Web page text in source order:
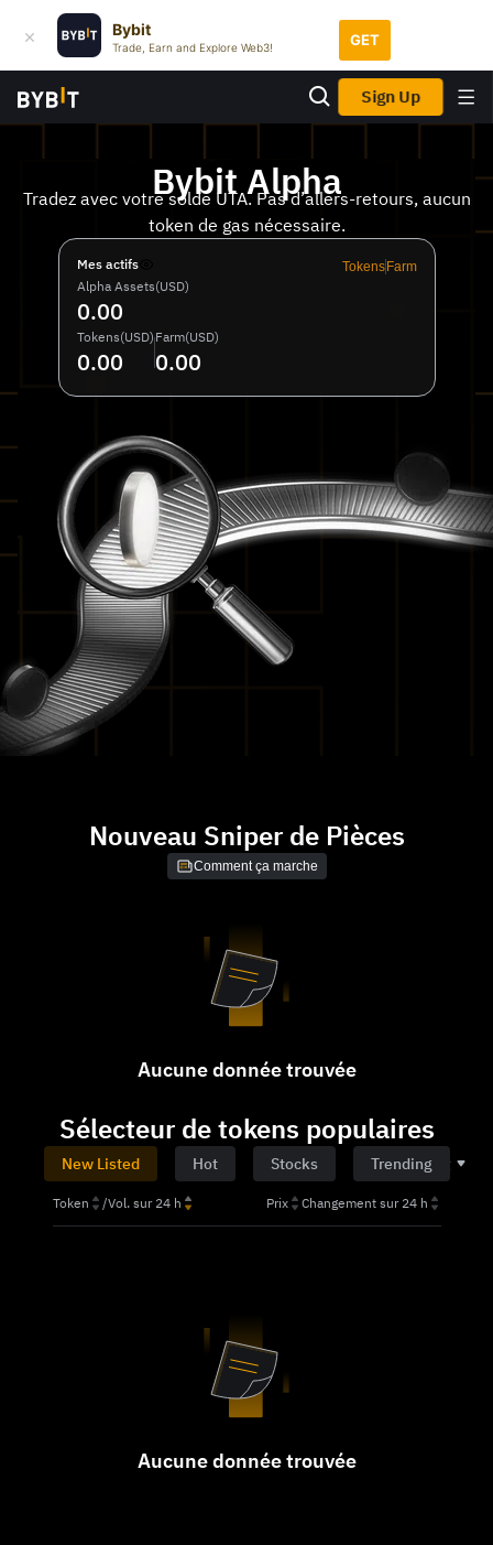
Bybit
Trade, Earn and Explore Web3! GET
S’inscrire
Bybit Alpha
Tradez avec votre solde UTA. Pas d’allers-retours, aucun
token de gas nécessaire.
Mes actifs Tokens Farm
Alpha Assets(USD)
0.00
Tokens(USD)
0.00
Farm(USD)
0.00
Nouveau Sniper de Pièces
Comment ça marche
Aucune donnée trouvée
Sélecteur de tokens populaires
New Listed Hot Stocks TrendingTout
Token /Vol. sur 24 h Prix Changement sur 24 h
Aucune donnée trouvée